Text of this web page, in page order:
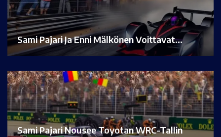
Sami Pajari Ja Enni Mälkönen Voittavat…
Sami Pajari Nousee Toyotan WRC-Tallin